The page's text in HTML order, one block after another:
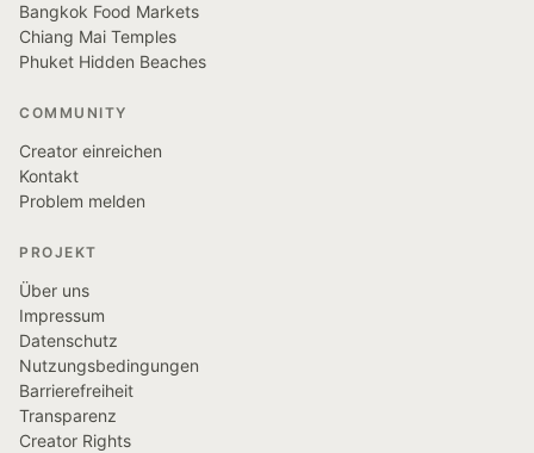
Bangkok Food Markets
Chiang Mai Temples
Phuket Hidden Beaches
COMMUNITY
Creator einreichen
Kontakt
Problem melden
PROJEKT
Über uns
Impressum
Datenschutz
Nutzungsbedingungen
Barrierefreiheit
Transparenz
Creator Rights